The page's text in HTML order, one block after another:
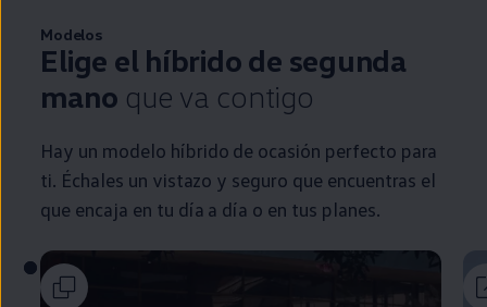
Modelos
Elige el híbrido de segunda
mano que va contigo
Hay un modelo híbrido de ocasión perfecto para
ti. Échales un vistazo y seguro que encuentras el
que encaja en tu día a día o en tus planes.